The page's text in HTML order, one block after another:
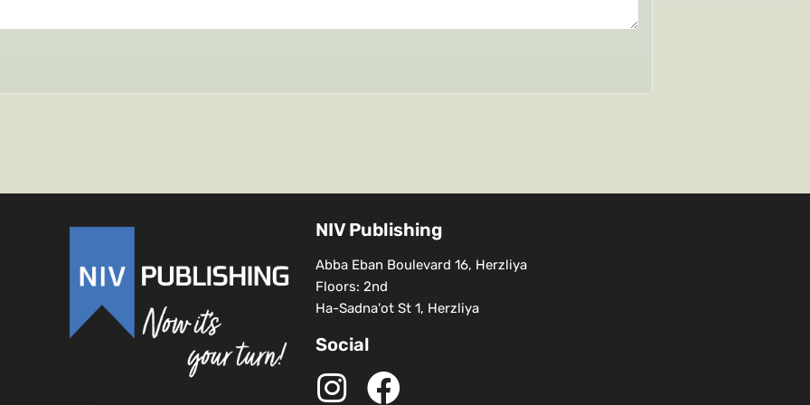
NIV Publishing
Abba Eban Boulevard 16, Herzliya
Floors: 2nd
Ha-Sadna'ot St 1, Herzliya
Social